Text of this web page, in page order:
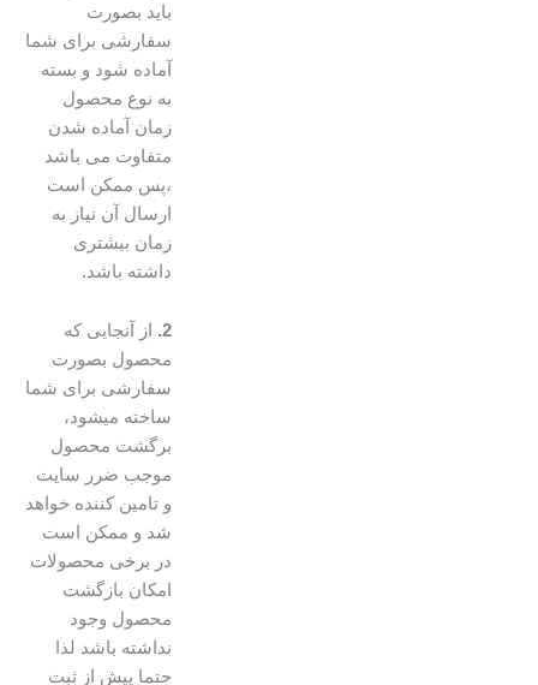
باید بصورت
سفارشی برای شما
آماده شود و بسته
به نوع محصول
زمان آماده شدن
متفاوت می باشد
،پس ممکن است
ارسال آن نیاز به
زمان بیشتری
داشته باشد.
از آنجایی که
محصول بصورت
سفارشی برای شما
ساخته میشود،
برگشت محصول
موجب ضرر سایت
و تامین کننده خواهد
شد و ممکن است
در برخی محصولات
امکان بازگشت
محصول وجود
نداشته باشد لذا
حتما پیش از ثبت